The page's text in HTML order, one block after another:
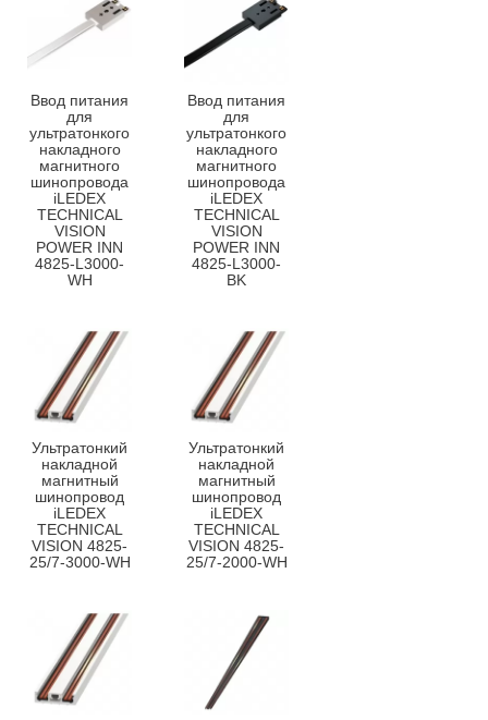
Ввод питания
для
ультратонкого
накладного
магнитного
шинопровода
iLEDEX
TECHNICAL
VISION
POWER INN
4825-L3000-
WH
Ввод питания
для
ультратонкого
накладного
магнитного
шинопровода
iLEDEX
TECHNICAL
VISION
POWER INN
4825-L3000-
BK
Ультратонкий
накладной
магнитный
шинопровод
iLEDEX
TECHNICAL
VISION 4825-
25/7-3000-WH
Ультратонкий
накладной
магнитный
шинопровод
iLEDEX
TECHNICAL
VISION 4825-
25/7-2000-WH